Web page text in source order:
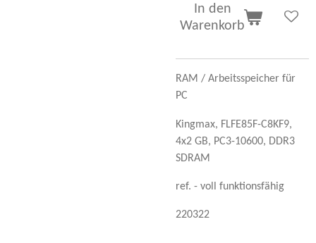
In den
Warenkorb
RAM / Arbeitsspeicher für
PC
Kingmax, FLFE85F-C8KF9,
4x2 GB, PC3-10600, DDR3
SDRAM
ref. - voll funktionsfähig
220322